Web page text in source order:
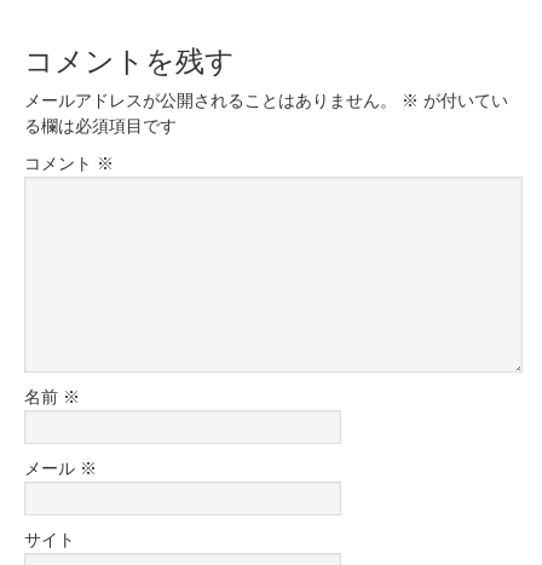
コメントを残す
メールアドレスが公開されることはありません。 ※ が付いてい
る欄は必須項目です
コメント ※
名前 ※
メール ※
サイト